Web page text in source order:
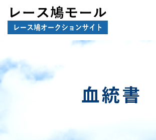
血統書